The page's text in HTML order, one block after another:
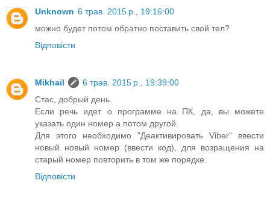
Unknown 6 трав. 2015 р., 19:16:00
можно будет потом обратно поставить свой тел?
Відповісти
Mikhail
6 трав. 2015 р., 19:39:00
Стас, добрый день.
Если речь идет о программе на ПК, да, вы можете
указать один номер а потом другой.
Для этого необходимо "Деактивировать Viber" ввести
новый новый номер (ввести код), для возращения на
старый номер повторить в том же порядке.
Відповісти